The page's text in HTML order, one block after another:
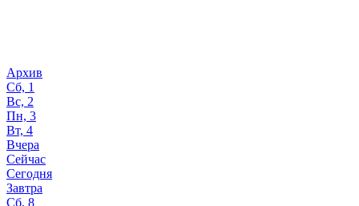
Архив
Сб, 1
Вс, 2
Пн, 3
Вт, 4
Вчера
Сейчас
Сегодня
Завтра
Сб, 8